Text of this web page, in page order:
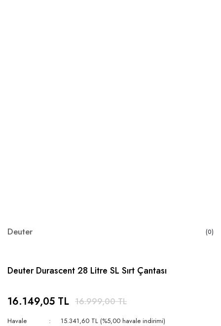
Deuter (0)
Deuter Durascent 28 Litre SL Sırt Çantası
16.149,05 TL 16.999,00 TL
Havale
15.341,60 TL (%5,00 havale indirimi)